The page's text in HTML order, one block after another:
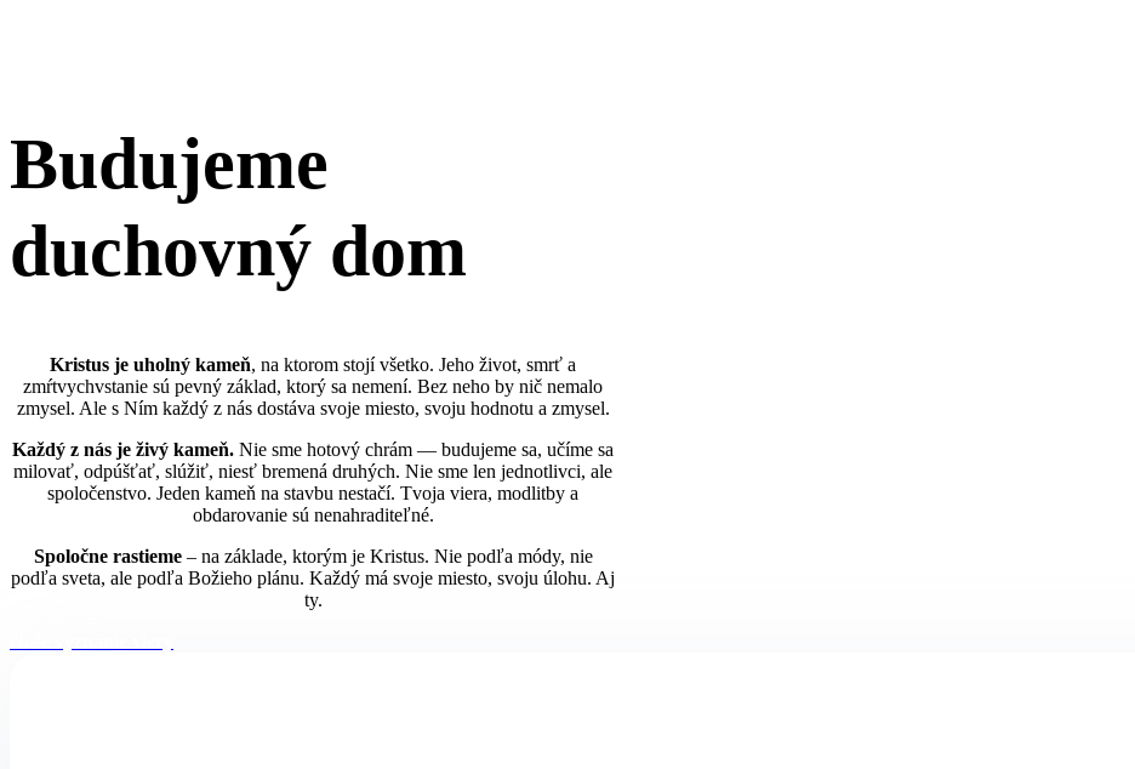
Budujeme
duchovný dom
Kristus je uholný kameň, na ktorom stojí všetko. Jeho život, smrť a
zmŕtvychvstanie sú pevný základ, ktorý sa nemení. Bez neho by nič nemalo
zmysel. Ale s Ním každý z nás dostáva svoje miesto, svoju hodnotu a zmysel.
Každý z nás je živý kameň. Nie sme hotový chrám — budujeme sa, učíme sa
milovať, odpúšťať, slúžiť, niesť bremená druhých. Nie sme len jednotlivci, ale
spoločenstvo. Jeden kameň na stavbu nestačí. Tvoja viera, modlitby a
obdarovanie sú nenahraditeľné.
Spoločne rastieme– na základe, ktorým je Kristus. Nie podľa módy, nie
podľa sveta, ale podľa Božieho plánu. Každý má svoje miesto, svoju úlohu. Aj
ty.